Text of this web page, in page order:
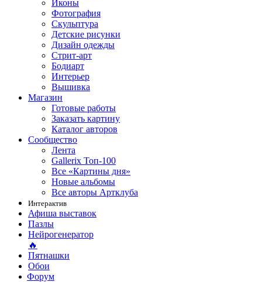
Иконы
Фотография
Скульптура
Детские рисунки
Дизайн одежды
Стрит-арт
Бодиарт
Интерьер
Вышивка
Магазин
Готовые работы
Заказать картину
Каталог авторов
Сообщество
Лента
Gallerix Топ-100
Все «Картины дня»
Новые альбомы
Все авторы Артклуба
Интерактив
Афиша выставок
Пазлы
Нейрогенератор
🔥
Пятнашки
Обои
Форум